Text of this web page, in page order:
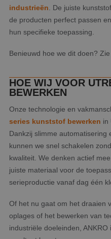
industrieën . De juiste
de producten perfect passen
hun specifieke toepassing.
Benieuwd hoe we dit doen?
HOE WIJ VOOR
BEWERKEN
Onze technologie en
series kunststof bewerken in
Dankzij slimme automatisering
kunnen we snel schakelen
kwaliteit. We denken actief
juiste materiaal voor de
serieproductie vanaf dag één
Of het nu gaat om het draaien
oplages of het bewerken van
industriële doeleinden,